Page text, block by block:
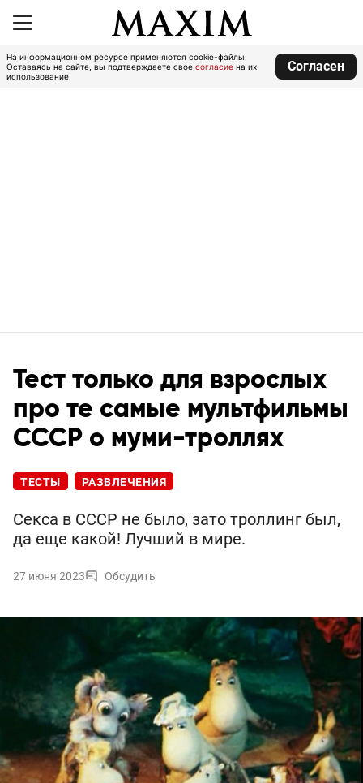
На информационном ресурсе применяются cookie-файлы.
Оставаясь на сайте, вы подтверждаете свое согласие на их
использование.
Согласен
Тест только для взрослых
про те самые мультфильмы
СССР о муми-троллях
ТЕСТЫ РАЗВЛЕЧЕНИЯ
Секса в СССР не было, зато троллинг был,
да еще какой! Лучший в мире.
27 июня 2023 Обсудить